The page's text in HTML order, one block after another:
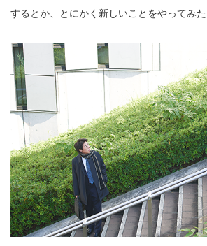
するとか、とにかく新しいことをやってみた